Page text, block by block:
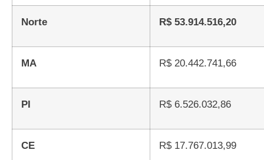
Norte R$ 53.914.516,20
MA R$ 20.442.741,66
PI R$ 6.526.032,86
CE R$ 17.767.013,99